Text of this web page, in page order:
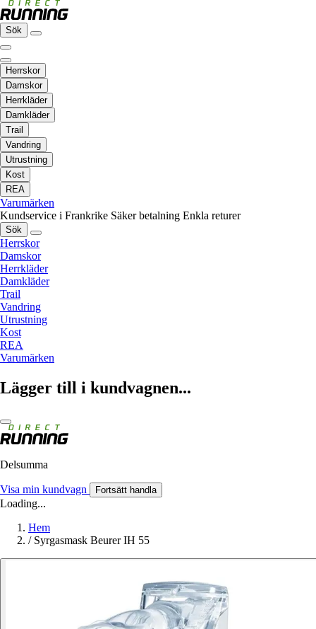
Sök
Herrskor
Damskor
Herrkläder
Damkläder
Trail
Vandring
Utrustning
Kost
REA
Varumärken
Kundservice i Frankrike Säker betalning Enkla returer
Sök
Herrskor
Damskor
Herrkläder
Damkläder
Trail
Vandring
Utrustning
Kost
REA
Varumärken
Lägger till i kundvagnen...
Delsumma
Visa min kundvagn Fortsätt handla
Loading...
Hem
/ Syrgasmask Beurer IH 55